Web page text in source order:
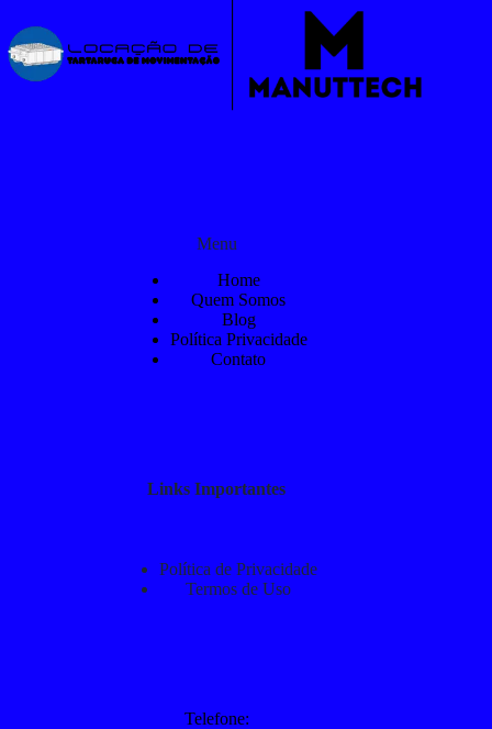
Menu
Home
Quem Somos
Blog
Política Privacidade
Contato
Links Importantes
Política de Privacidade
Termos de Uso
Telefone: